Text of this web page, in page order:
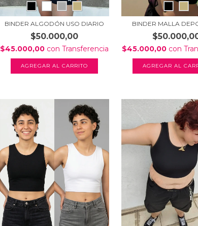
BINDER ALGODÓN USO DIARIO
$50.000,00
$45.000,00 con Transferencia
AGREGAR AL CARRITO
BINDER MALLA
$45.000,00 con
AGREGAR AL